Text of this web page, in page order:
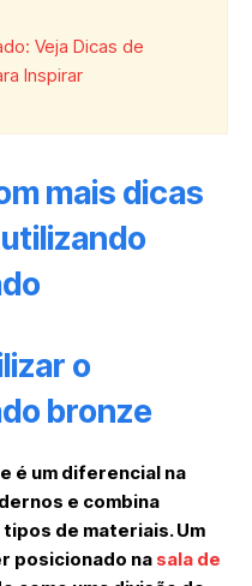
Veja Dicas de
Inspirar
mais dicas
o
bronze
é um diferencial na
e combina
de materiais. Um
posicionado na sala de